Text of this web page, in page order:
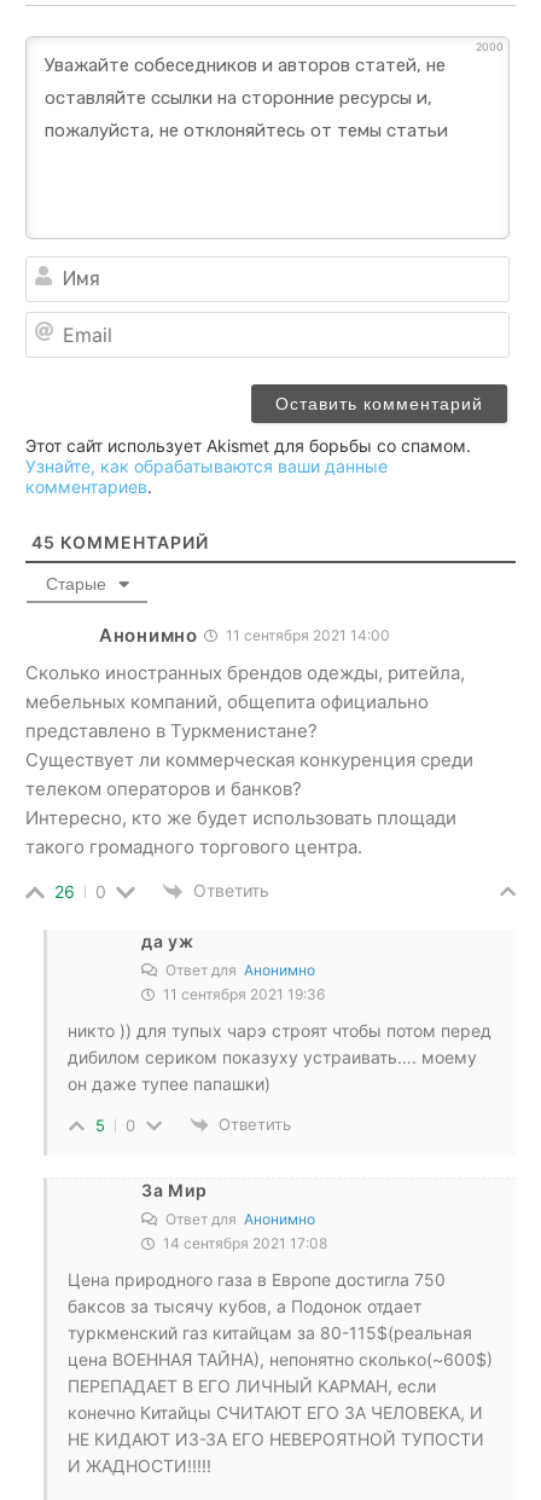
2000
Этот сайт использует Akismet для борьбы со спамом.
Узнайте, как обрабатываются ваши данные
комментариев.
45 КОММЕНТАРИЙ
Старые
Анонимно 11 сентября 2021 14:00
Сколько иностранных брендов одежды, ритейла,
мебельных компаний, общепита официально
представлено в Туркменистане?
Существует ли коммерческая конкуренция среди
телеком операторов и банков?
Интересно, кто же будет использовать площади
такого громадного торгового центра.
26 0 Ответить
да уж
Ответ для Анонимно
11 сентября 2021 19:36
никто )) для тупых чарэ строят чтобы потом перед
дибилом сериком показуху устраивать…. моему
он даже тупее папашки)
5 0 Ответить
За Мир
Ответ для Анонимно
14 сентября 2021 17:08
Цена природного газа в Европе достигла 750
баксов за тысячу кубов, а Подонок отдает
туркменский газ китайцам за 80-115$(реальная
цена ВОЕННАЯ ТАЙНА), непонятно сколько(~600$)
ПЕРЕПАДАЕТ В ЕГО ЛИЧНЫЙ КАРМАН, если
конечно Китайцы СЧИТАЮТ ЕГО ЗА ЧЕЛОВЕКА, И
НЕ КИДАЮТ ИЗ-ЗА ЕГО НЕВЕРОЯТНОЙ ТУПОСТИ
И ЖАДНОСТИ!!!!!